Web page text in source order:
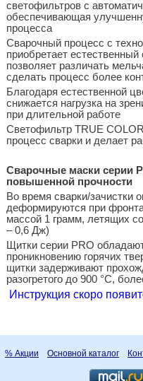
светофильтров с
обеспечивающая
процесса
Сварочный процесс с
приобретает
позволяет различать
сделать процесс более
Благодаря естественной
снижается нагрузка на
при длительной работе
Светофильтр TRUE
процесс сварки и делает
Сварочные маски серии
повышенной прочности
Во время сварки/зачистки
деформируются при
массой 1 грамм, летящих
– 0,6 Дж)
Щитки серии PRO
проникновению горячих
щитки задерживают
разогретого до 900 °С,
Инструкция скоро
% Акции Основной каталог